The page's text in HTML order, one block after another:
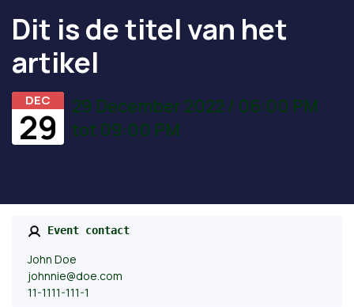
Dit is de titel van het
artikel
DEC
29
29 December 2022 / 06:00 PM
tot 09:00 PM
Event contact
John Doe
johnnie@doe.com
11-1111-111-1